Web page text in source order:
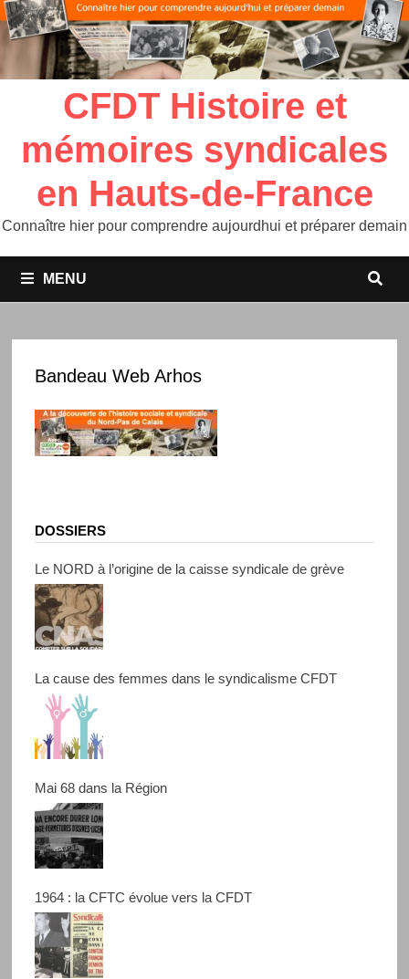
CFDT Histoire et
mémoires syndicales
en Hauts-de-France
Connaître hier pour comprendre aujourdhui et préparer demain
MENU
Bandeau Web Arhos
DOSSIERS
Le NORD à l’origine de la caisse syndicale de grève
La cause des femmes dans le syndicalisme CFDT
Mai 68 dans la Région
1964 : la CFTC évolue vers la CFDT